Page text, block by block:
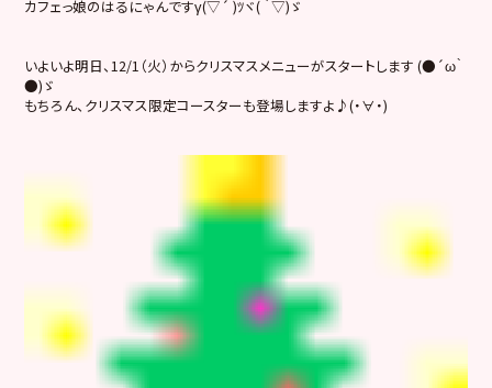
カフェっ娘のはるにゃんですγ(▽´ )ﾂヾ( ｀▽)ゞ
いよいよ明日、12/1（火）からクリスマスメニューがスタートします (●´ω｀
●)ゞ
もちろん、クリスマス限定コースターも登場しますよ♪(・∀・)